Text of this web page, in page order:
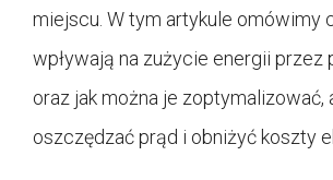
miejscu. W tym artykule omówimy
wpływają na zużycie energii przez
oraz jak można je zoptymalizować,
oszczędzać prąd i obniżyć koszty